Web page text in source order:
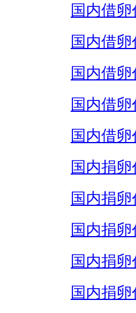
国内借
国内借
国内借
国内借
国内借卵
国内捐
国内捐
国内捐
国内捐
国内捐卵